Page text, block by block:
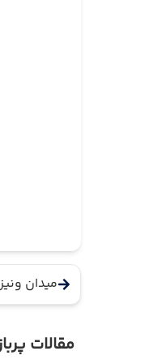
میدان ونیز
مقالات